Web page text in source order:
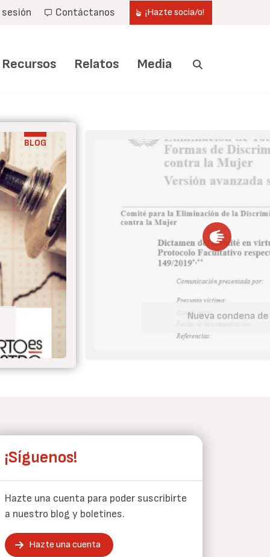
Contáctanos ¡Hazte socia/o!
Recursos Relatos Media
BLOG
Tu
¡Síguenos!
Hazte una cuenta para poder suscribirte
a nuestro blog y boletines.
Hazte una cuenta